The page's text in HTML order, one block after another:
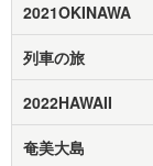
2021OKINAWA
列車の旅
2022HAWAII
奄美大島